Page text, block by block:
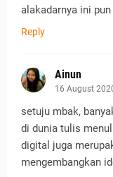
alakadarnya ini
Reply
Ainun
16 August
setuju mbak,
di dunia tulis
digital juga
mengembangkan